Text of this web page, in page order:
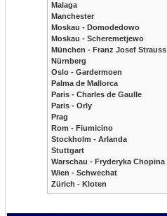
Malaga
Manchester
Moskau - Domodedowo
Moskau - Scheremetjewo
München - Franz Josef Strauss
Nürnberg
Oslo - Gardermoen
Palma de Mallorca
Paris - Charles de Gaulle
Paris - Orly
Prag
Rom - Fiumicino
Stockholm - Arlanda
Stuttgart
Warschau - Fryderyka Chopina
Wien - Schwechat
Zürich - Kloten